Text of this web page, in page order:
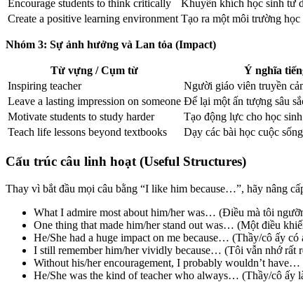
Encourage students to think critically
Khuyến khích học sinh tư
Create a positive learning environment Tạo ra một môi trường
Nhóm 3: Sự ảnh hưởng và Lan tỏa (Impact)
Từ vựng / Cụm từ
Ý nghĩa
Inspiring teacher
Người giáo viên truyền
Leave a lasting impression on someone Để lại một ấn tượng sâu
Motivate students to study harder
Tạo động lực cho học
Teach life lessons beyond textbooks
Dạy các bài học cuộc
Cấu trúc câu linh hoạt (Useful Structures)
Thay vì bắt đầu mọi câu bằng “I like him because…”, hãy nâng
What I admire most about him/her was… (Điều mà tôi
One thing that made him/her stand out was… (Một điều
He/She had a huge impact on me because… (Thầy/cô ấy
I still remember him/her vividly because… (Tôi vẫn nhớ rất
Without his/her encouragement, I probably wouldn’t have…
He/She was the kind of teacher who always… (Thầy/cô ấy